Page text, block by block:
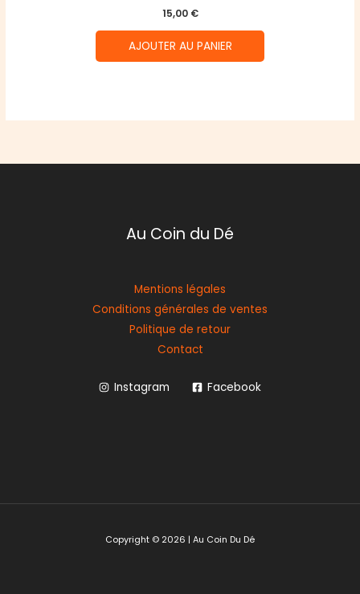
15,00 €
AJOUTER AU PANIER
Au Coin du Dé
Mentions légales
Conditions générales de ventes
Politique de retour
Contact
Instagram Facebook
Copyright © 2026 | Au Coin Du Dé